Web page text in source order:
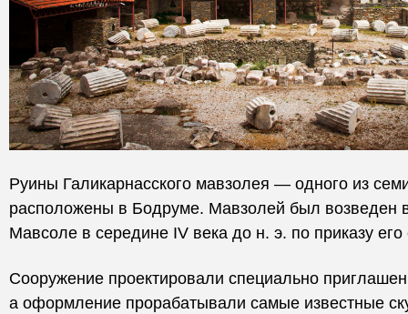
Руины Галикарнасского мавзолея — одного из
расположены в Бодруме. Мавзолей был возведен
Мавсоле в середине IV века до н. э. по приказу
Сооружение проектировали специально
а оформление прорабатывали самые известные